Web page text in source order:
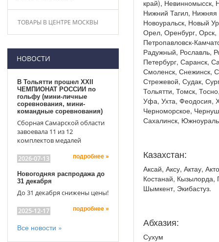
ТОВАРЫ В ЦЕНТРЕ МОСКВЫ
НОВОСТИ
В Тольятти прошел XXII
ЧЕМПИОНАТ РОССИИ по
гольфу (мини-личные
соревнования, мини-
командные соревнования)
Сборная Самарской области
завоевала 11 из 12
комплектов медалей
2026-07-13 подробнее »
Новогодняя распродажа до
31 декабря
До 31 декабря снижены цены!
2025-12-17 подробнее »
Все новости »
край), Невинномысск,
Нижний Тагил, Нижняя
Новоуральск, Новый
Орел, Оренбург, Орск,
Петропавловск-
Радужный, Рославль,
Петербург, Саранск,
Смоленск, Снежинск,
Стрежевой, Судак,
Тольятти, Томск,
Уфа, Ухта, Феодосия,
Черноморское,
Сахалинск,
Казахстан:
Аксай, Аксу, Актау,
Костанай, Кызылорда,
Шымкент, Экибастуз.
Абхазия:
Сухум